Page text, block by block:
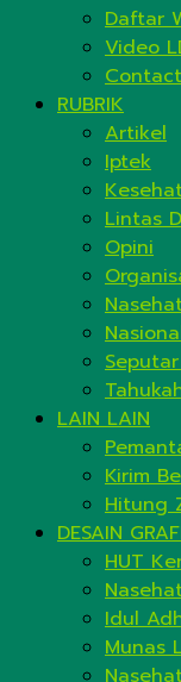
Daftar
Video
Contact
RUBRIK
Artikel
Iptek
Lintas
Opini
LAIN LAIN
Kirim
Hitung
DESAIN
HUT
Idul
Munas